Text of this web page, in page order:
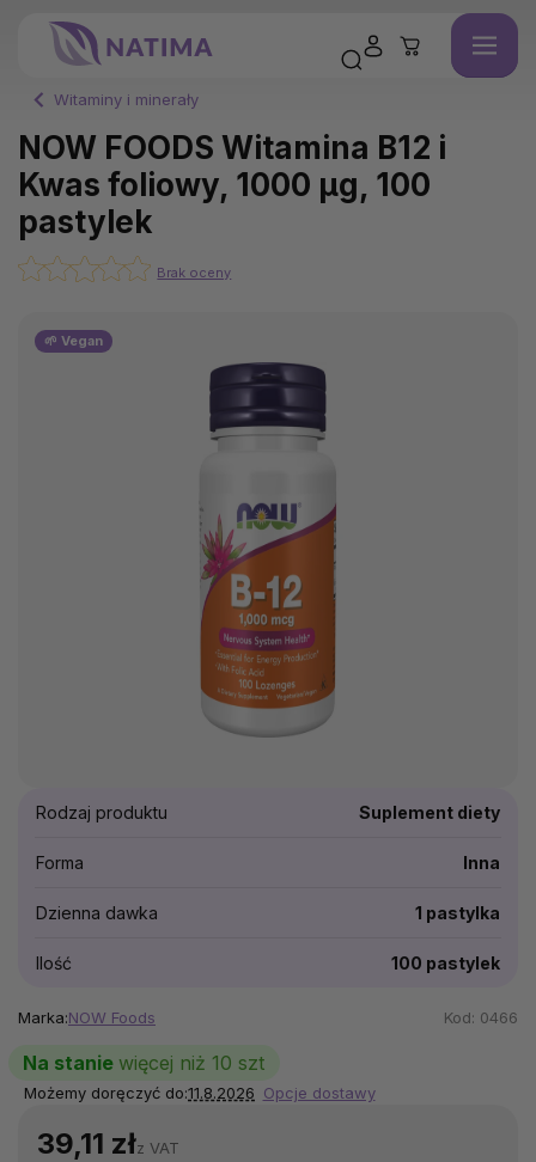
Witaminy i minerały
NOW FOODS Witamina B12 i
Kwas foliowy, 1000 μg, 100
pastylek
Brak oceny
🌱 Vegan
39,11 złz VAT
Marka:NOW Foods Kod: 0466
Rodzaj produktu Suplement diety
Forma Inna
Dzienna dawka 1 pastylka
Ilość 100 pastylek
Na stanie więcej niż 10 szt
Możemy doręczyć do:11.8.2026 Opcje dostawy